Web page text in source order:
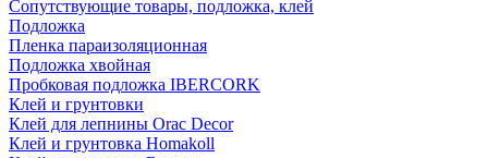
Сопутствующие товары, подложка, клей
Подложка
Пленка параизоляционная
Подложка хвойная
Пробковая подложка IBERCORK
Клей и грунтовки
Клей для лепнины Orac Decor
Клей и грунтовка Homakoll